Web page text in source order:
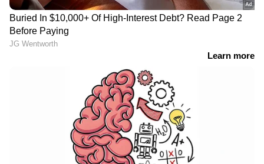
ഗുജറാത്തിൽ ഭജൻ ഗായകനെ ചാക്ക്
കണക്കിന് നോട്ടുകൾ കൊണ്ട് മൂടി ഭക്തർ;
വീഡിയോ വൈറൽ
സുഖവിവരങ്ങൾ അന്വേഷിച്ച്
‘ശല്യപ്പെടുത്തി’; ഓപ്പൺ ഹാർട്ട് സർജറി
കഴിഞ്ഞ ഭാര്യ, ഭർത്താവിനെ വെടിവെച്ച്